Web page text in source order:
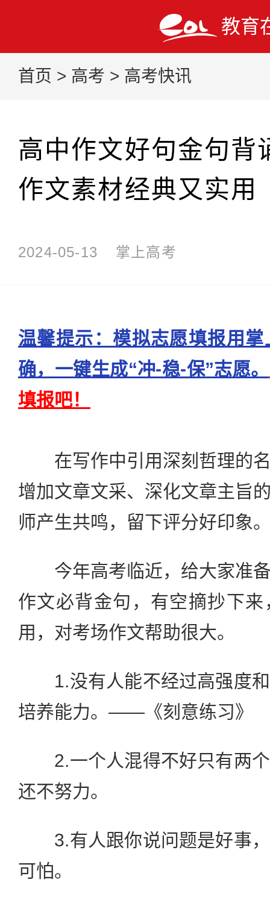
教育
首页 > 高考 > 高考快讯
高中作文好句金句背
作文素材经典又实用
2024-05-13 掌上高考
温馨提示：模拟志愿填报用
确，一键生成“冲-稳-保”志愿。
填报吧！
在写作中引用深刻哲理的名
增加文章文采、深化文章主旨
师产生共鸣，留下评分好印象
今年高考临近，给大家准备
作文必背金句，有空摘抄下
用，对考场作文帮助很大。
1.没有人能不经过高强度和
培养能力。——《刻意练习》
2.一个人混得不好只有两个
还不努力。
3.有人跟你说问题是好事，
可怕。